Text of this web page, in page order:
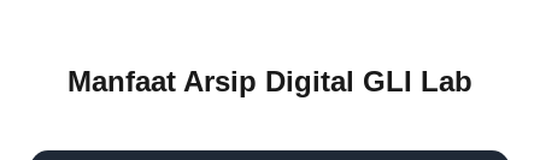
Manfaat Arsip Digital GLI Lab